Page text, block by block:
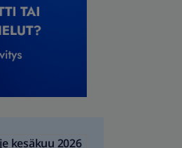
kesäkuu 2026